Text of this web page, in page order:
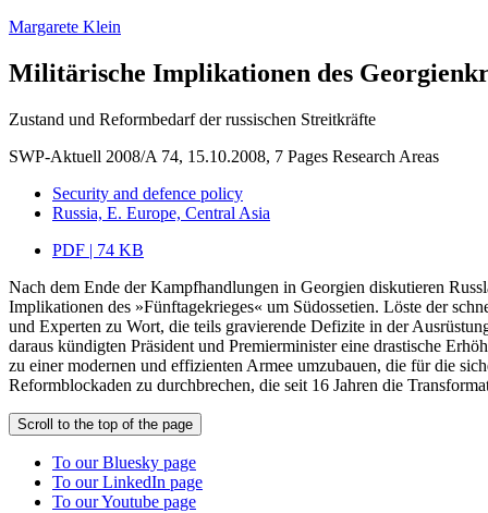
Margarete Klein
Militärische Implikationen des
Zustand und Reformbedarf der russischen Streitkräfte
SWP-Aktuell 2008/A 74, 15.10.2008, 7 Pages Research Areas
Security and defence policy
Russia, E. Europe, Central Asia
PDF | 74 KB
Nach dem Ende der Kampfhandlungen in Georgien diskutieren
Implikationen des »Fünftagekrieges« um Südossetien. Löste der
und Experten zu Wort, die teils gravierende Defizite in der
daraus kündigten Präsident und Premierminister eine drastische
zu einer modernen und effizienten Armee umzubauen, die für die
Reformblockaden zu durchbrechen, die seit 16 Jahren die
Scroll to the top of the page
To our Bluesky page
To our LinkedIn page
To our Youtube page